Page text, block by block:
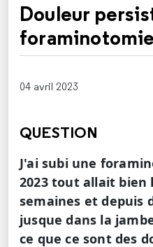
Douleur
foraminotomie
04 avril 2023
QUESTION
J'ai subi une
2023 tout allait bien
semaines et depuis
jusque dans la
ce que ce sont des